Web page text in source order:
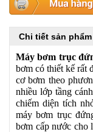
Chi tiết sản phẩm
Máy bơm trục
bơm có thiết kế rất
cơ bơm theo
nhiều lớp tầng
chiếm diện tích
máy bơm trục
bơm cấp nước cho